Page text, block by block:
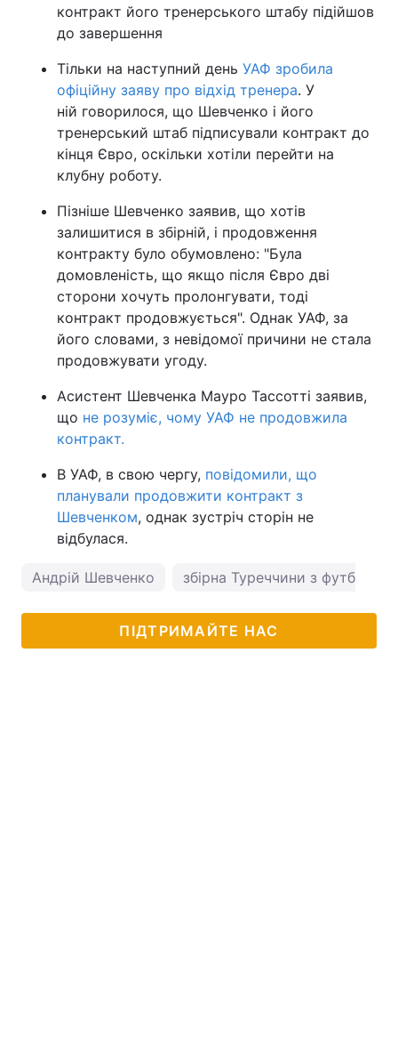
контракт його тренерського штабу підійшов
до завершення
Тільки на наступний день УАФ зробила
офіційну заяву про відхід тренера. У
ній говорилося, що Шевченко і його
тренерський штаб підписували контракт до
кінця Євро, оскільки хотіли перейти на
клубну роботу.
Пізніше Шевченко заявив, що хотів
залишитися в збірній, і продовження
контракту було обумовлено: "Була
домовленість, що якщо після Євро дві
сторони хочуть пролонгувати, тоді
контракт продовжується". Однак УАФ, за
його словами, з невідомої причини не стала
продовжувати угоду.
Асистент Шевченка Мауро Тассотті заявив,
що не розуміє, чому УАФ не продовжила
контракт.
В УАФ, в свою чергу, повідомили, що
планували продовжити контракт з
Шевченком, однак зустріч сторін не
відбулася.
Андрій Шевченко збірна Туреччини з футболу
ПІДТРИМАЙТЕ НАС